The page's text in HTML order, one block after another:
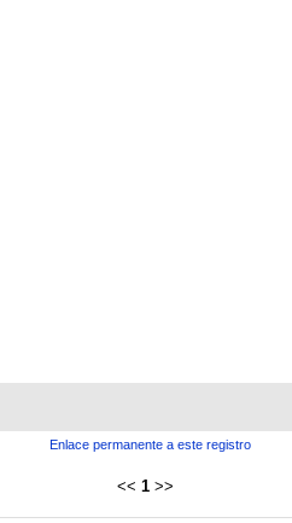
Enlace permanente a este registro
<< 1 >>